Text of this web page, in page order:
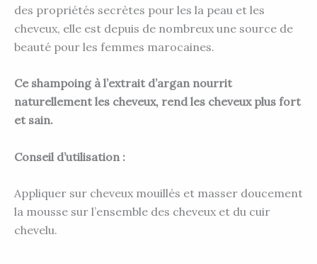
des propriétés secrètes pour les la peau et les
cheveux, elle est depuis de nombreux une source de
beauté pour les femmes marocaines.
Ce shampoing à l’extrait d’argan nourrit
naturellement les cheveux, rend les cheveux plus fort
et sain.
Conseil d’utilisation :
Appliquer sur cheveux mouillés et masser doucement
la mousse sur l’ensemble des cheveux et du cuir
chevelu.